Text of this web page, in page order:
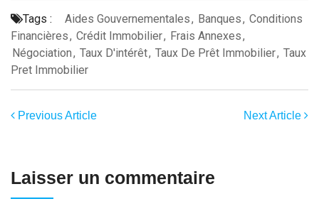
Tags : Aides Gouvernementales, Banques, Conditions
Financières, Crédit Immobilier, Frais Annexes,
Négociation, Taux D'intérêt, Taux De Prêt Immobilier, Taux
Pret Immobilier
Previous Article Next Article
Laisser un commentaire